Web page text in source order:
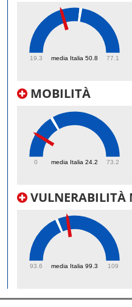
media Italia 50.8
19.3 77.1
MOBILITÀ
media Italia 24.2
0 73.2
VULNERABILITÀ
media Italia 99.3
93.6 109